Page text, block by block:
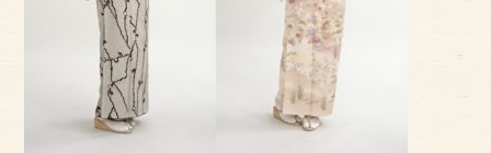
成人式特設ページ
お問い合わせ
お客様の声